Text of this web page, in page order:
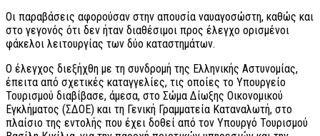
Οι παραβάσεις αφορούσαν στην απουσία ναυαγοσώστη, καθώς και
στο γεγονός ότι δεν ήταν διαθέσιμοι προς έλεγχο ορισμένοι
φάκελοι λειτουργίας των δύο καταστημάτων.
Ο έλεγχος διεξήχθη με τη συνδρομή της Ελληνικής Αστυνομίας,
έπειτα από σχετικές καταγγελίες, τις οποίες το Υπουργείο
Τουρισμού διαβίβασε, άμεσα, στο Σώμα Δίωξης Οικονομικού
Εγκλήματος (ΣΔΟΕ) και τη Γενική Γραμματεία Καταναλωτή, στο
πλαίσιο της εντολής που έχει δοθεί από τον Υπουργό Τουρισμού